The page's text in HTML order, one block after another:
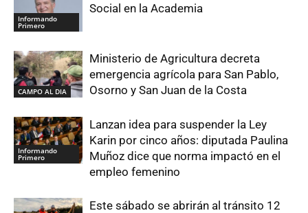
Informando
Primero
Social en la Academia
CAMPO AL DIA
Ministerio de Agricultura decreta
emergencia agrícola para San Pablo,
Osorno y San Juan de la Costa
Informando
Primero
Lanzan idea para suspender la Ley
Karin por cinco años: diputada Paulina
Muñoz dice que norma impactó en el
empleo femenino
Este sábado se abrirán al tránsito 12